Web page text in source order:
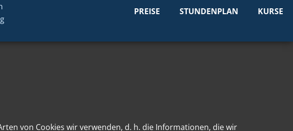
PREISE STUNDENPLAN KURSE
von Cookies wir verwenden, d. h. die Informationen, die wir